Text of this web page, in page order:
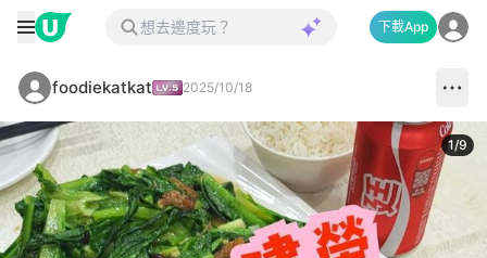
下載App
foodiekatkat 2025/10/18
1/9